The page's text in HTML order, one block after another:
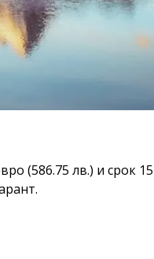
(586.75 лв.) и срок